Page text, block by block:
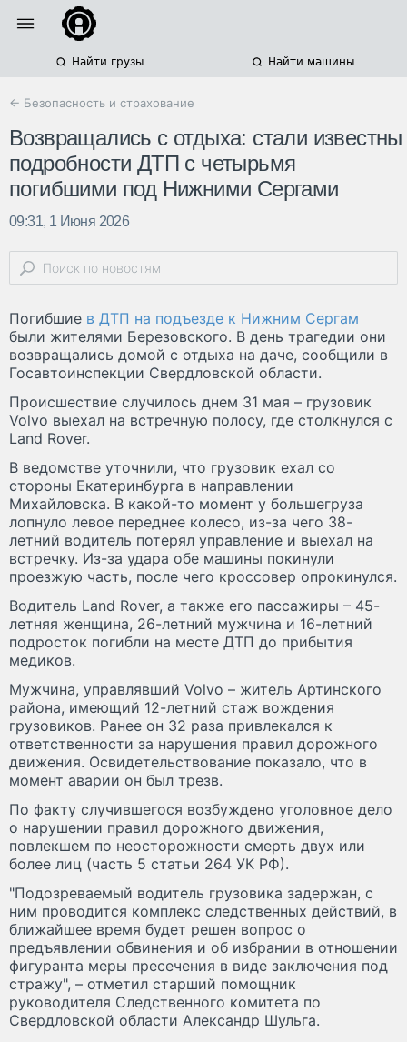
Найти грузы Найти машины
← Безопасность и страхование
Возвращались с отдыха: стали известны
подробности ДТП с четырьмя
погибшими под Нижними Сергами
09:31, 1 Июня 2026
Погибшие в ДТП на подъезде к Нижним Сергам
были жителями Березовского. В день трагедии они
возвращались домой с отдыха на даче, сообщили в
Госавтоинспекции Свердловской области.
Происшествие случилось днем 31 мая – грузовик
Volvo выехал на встречную полосу, где столкнулся с
Land Rover.
В ведомстве уточнили, что грузовик ехал со
стороны Екатеринбурга в направлении
Михайловска. В какой-то момент у большегруза
лопнуло левое переднее колесо, из-за чего 38-
летний водитель потерял управление и выехал на
встречку. Из-за удара обе машины покинули
проезжую часть, после чего кроссовер опрокинулся.
Водитель Land Rover, а также его пассажиры – 45-
летняя женщина, 26-летний мужчина и 16-летний
подросток погибли на месте ДТП до прибытия
медиков.
Мужчина, управлявший Volvo – житель Артинского
района, имеющий 12-летний стаж вождения
грузовиков. Ранее он 32 раза привлекался к
ответственности за нарушения правил дорожного
движения. Освидетельствование показало, что в
момент аварии он был трезв.
По факту случившегося возбуждено уголовное дело
о нарушении правил дорожного движения,
повлекшем по неосторожности смерть двух или
более лиц (часть 5 статьи 264 УК РФ).
"Подозреваемый водитель грузовика задержан, с
ним проводится комплекс следственных действий, в
ближайшее время будет решен вопрос о
предъявлении обвинения и об избрании в отношении
фигуранта меры пресечения в виде заключения под
стражу", – отметил старший помощник
руководителя Следственного комитета по
Свердловской области Александр Шульга.